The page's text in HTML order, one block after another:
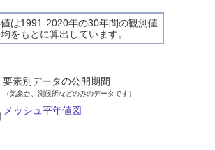
は1991-2020年の30年間の観測値
をもとに算出しています。
要素別データの公開期間
（気象台、測候所などのみのデータです）
メッシュ平年値図